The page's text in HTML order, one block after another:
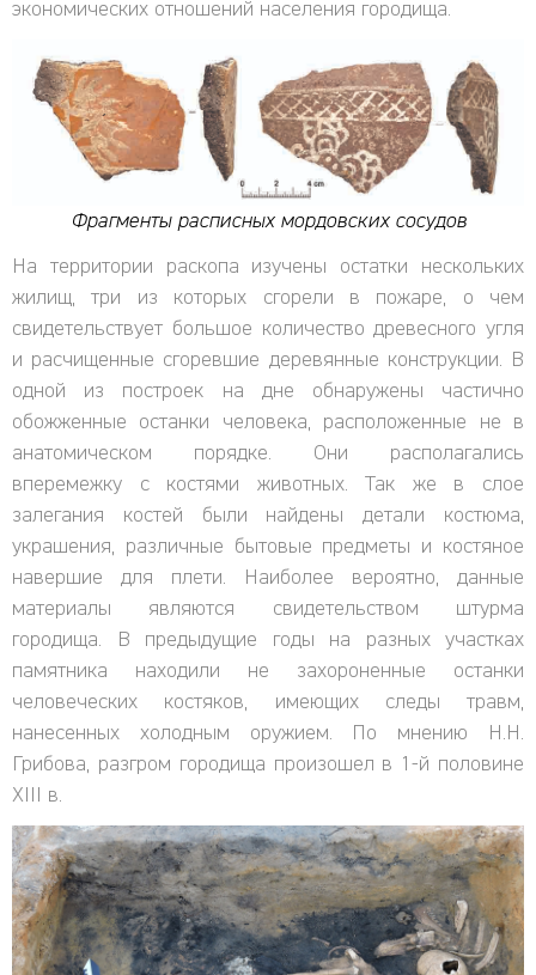
экономических отношений населения городища.
Фрагменты расписных мордовских сосудов
На территории раскопа изучены остатки нескольких
жилищ, три из которых сгорели в пожаре, о чем
свидетельствует большое количество древесного угля
и расчищенные сгоревшие деревянные конструкции. В
одной из построек на дне обнаружены частично
обожженные останки человека, расположенные не в
анатомическом порядке. Они располагались
вперемежку с костями животных. Так же в слое
залегания костей были найдены детали костюма,
украшения, различные бытовые предметы и костяное
навершие для плети. Наиболее вероятно, данные
материалы являются свидетельством штурма
городища. В предыдущие годы на разных участках
памятника находили не захороненные останки
человеческих костяков, имеющих следы травм,
нанесенных холодным оружием. По мнению Н.Н.
Грибова, разгром городища произошел в 1-й половине
XIII в.